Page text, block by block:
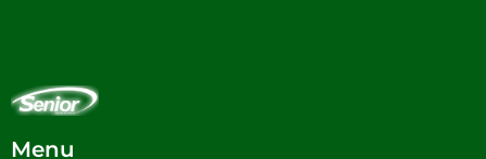
Menu